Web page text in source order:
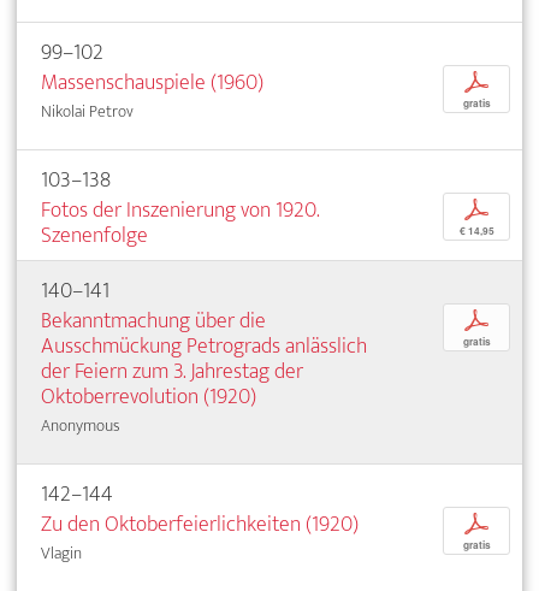
99–102
Massenschauspiele (1960)
Nikolai Petrov
p
gratis
103–138
Fotos der Inszenierung von 1920.
Szenenfolge
p
€ 14,95
140–141
Bekanntmachung über die
Ausschmückung Petrograds anlässlich
der Feiern zum 3. Jahrestag der
Oktoberrevolution (1920)
Anonymous
p
gratis
142–144
Zu den Oktoberfeierlichkeiten (1920)
Vlagin
p
gratis